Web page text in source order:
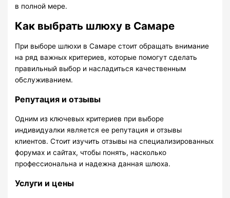
в полной мере.
Как выбрать шлюху в Самаре
При выборе шлюхи в Самаре стоит обращать внимание
на ряд важных критериев, которые помогут сделать
правильный выбор и насладиться качественным
обслуживанием.
Репутация и отзывы
Одним из ключевых критериев при выборе
индивидуалки является ее репутация и отзывы
клиентов. Стоит изучить отзывы на специализированных
форумах и сайтах, чтобы понять, насколько
профессиональна и надежна данная шлюха.
Услуги и цены